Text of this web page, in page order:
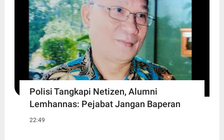
Polisi Tangkapi Netizen, Alumni
Lemhannas: Pejabat Jangan Baperan
22:49